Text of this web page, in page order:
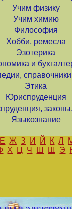
Учим физику
Учим химию
Философия
Хобби, ремесла
Эзотерика
и
Этика
Юриспруденция
Языкознание
Е Ж З И Й К Л
Х Ц Ч Ш Щ Э